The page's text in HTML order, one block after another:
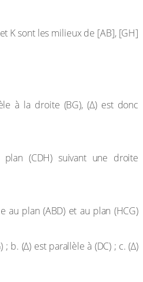
K sont les milieux de [AB], [GH]
à la droite (BG), (∆) est donc
(CDH) suivant une droite
au plan (ABD) et au plan (HCG)
; b. (∆) est parallèle à (DC) ; c. (∆)